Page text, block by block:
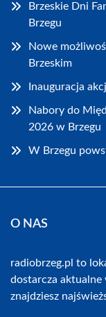
Brzeskie Dni
Brzegu
Nowe
Brzeskim
Inauguracja
Nabory do
2026 w Brzegu
W Brzegu
O NAS
radiobrzeg.pl to
dostarcza aktualne
znajdziesz